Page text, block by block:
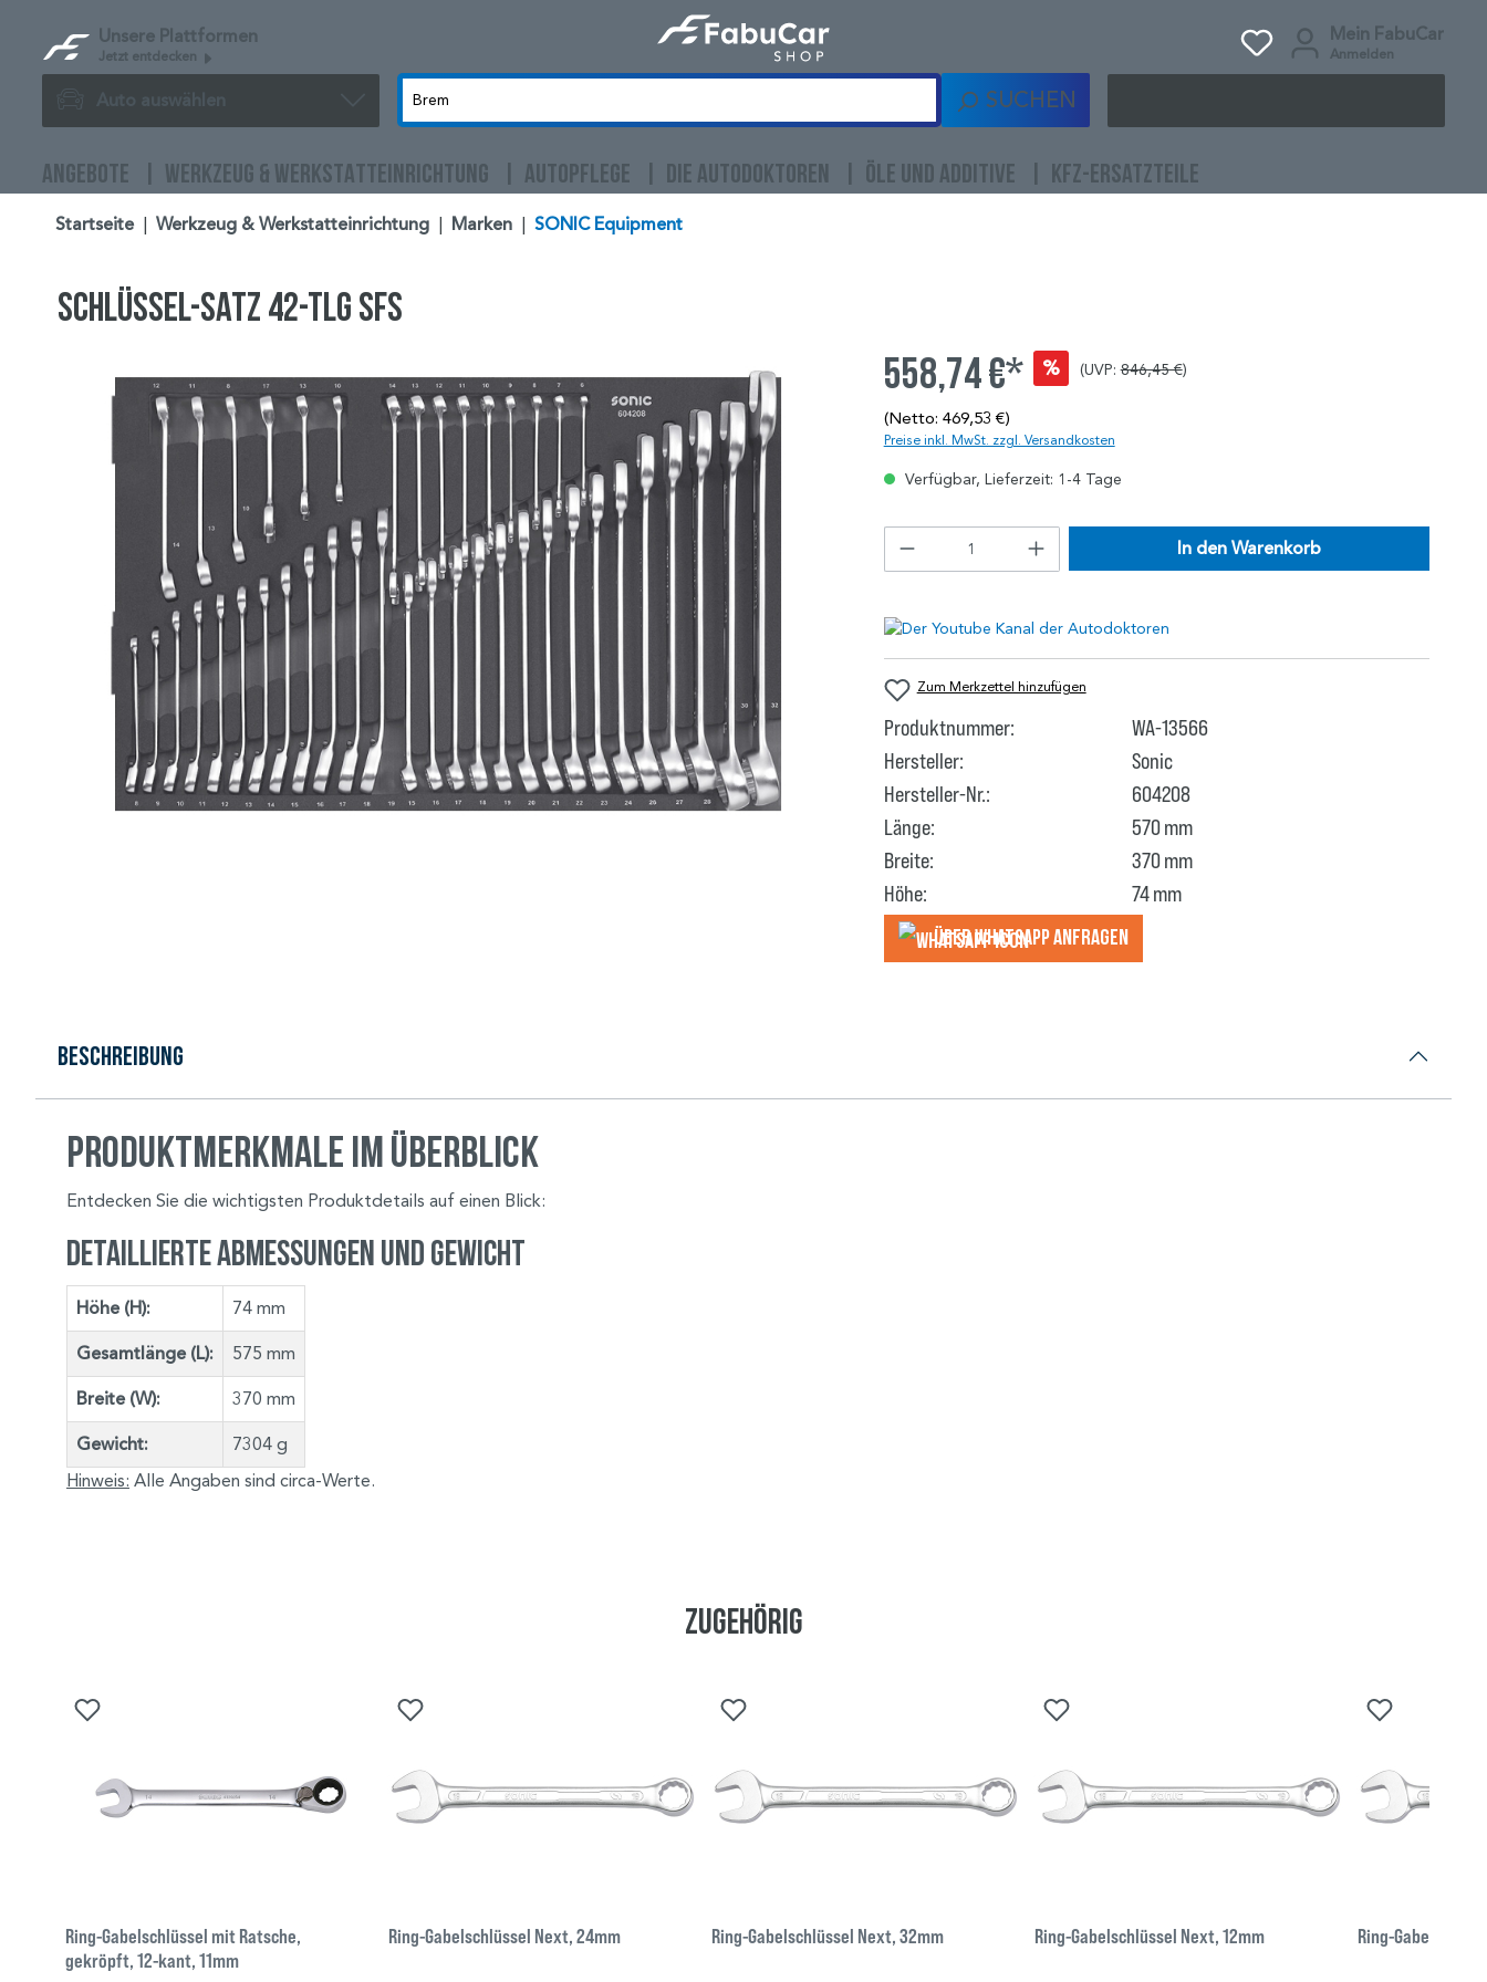
Unsere Plattformen
Jetzt entdecken
Mein FabuCar
Anmelden
Auto auswählen SUCHEN
ANGEBOTE WERKZEUG & WERKSTATTEINRICHTUNG AUTOPFLEGE DIE AUTODOKTOREN ÖLE UND ADDITIVE KFZ-ERSATZTEILE
Startseite Werkzeug & Werkstatteinrichtung Marken SONIC Equipment
Schlüssel-Satz 42-tlg SFS
558,74 €* % (UVP:846,45 €)
(Netto: 469,53 €)
Preise inkl. MwSt. zzgl. Versandkosten
Verfügbar, Lieferzeit: 1-4 Tage
In den Warenkorb
Zum Merkzettel hinzufügen
Produktnummer:
WA-13566
Hersteller:
Sonic
Hersteller-Nr.:
604208
Länge:
570 mm
Breite:
370 mm
Höhe:
74 mm
Über WhatsApp anfragеn
Beschreibung
Produktmerkmale im Überblick
Entdecken Sie die wichtigsten Produktdetails auf einen Blick:
Detaillierte Abmessungen und Gewicht
Höhe (H): 74 mm
Gesamtlänge (L): 575 mm
Breite (W): 370 mm
Gewicht:
7304 g
Hinweis: Alle Angaben sind circa-Werte.
Zugehörig
Ring-Gabelschlüssel mit Ratsche,
gekröpft, 12-kant, 11mm
Ring-Gabelschlüssel Next, 24mm Ring-Gabelschlüssel Next, 32mm Ring-Gabelschlüssel Next, 12mm Ring-